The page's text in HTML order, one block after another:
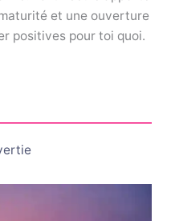
et une ouverture
positives pour toi quoi.